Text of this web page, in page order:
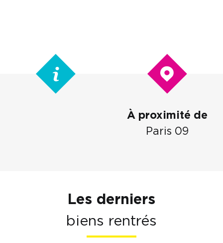
À proximité de
Paris 09
Les derniers
biens rentrés